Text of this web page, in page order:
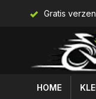
Gratis
HOME